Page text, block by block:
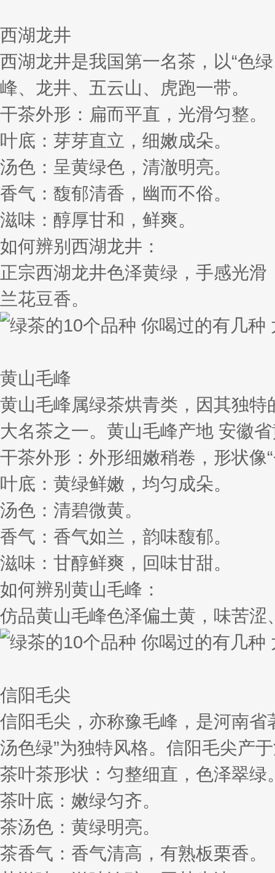
西湖龙井
西湖龙井是我国第一名茶，以“色
峰、龙井、五云山、虎跑一带。
干茶外形：扁而平直，光滑匀整。
叶底：芽芽直立，细嫩成朵。
汤色：呈黄绿色，清澈明亮。
香气：馥郁清香，幽而不俗。
滋味：醇厚甘和，鲜爽。
如何辨别西湖龙井：
正宗西湖龙井色泽黄绿，手感光
兰花豆香。
黄山毛峰
黄山毛峰属绿茶烘青类，因其独特
大名茶之一。黄山毛峰产地 安徽
干茶外形：外形细嫩稍卷，形状像
叶底：黄绿鲜嫩，均匀成朵。
汤色：清碧微黄。
香气：香气如兰，韵味馥郁。
滋味：甘醇鲜爽，回味甘甜。
如何辨别黄山毛峰：
仿品黄山毛峰色泽偏土黄，味苦
信阳毛尖
信阳毛尖，亦称豫毛峰，是河南
汤色绿”为独特风格。信阳毛尖产
茶叶茶形状：匀整细直，色泽翠绿
茶叶底：嫩绿匀齐。
茶汤色：黄绿明亮。
茶香气：香气清高，有熟板栗香。